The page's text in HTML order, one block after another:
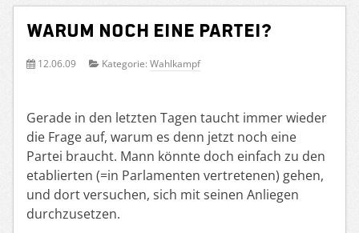
Warum noch eine Partei?
12.06.09 Kategorie: Wahlkampf
Gerade in den letzten Tagen taucht immer wieder
die Frage auf, warum es denn jetzt noch eine
Partei braucht. Mann könnte doch einfach zu den
etablierten (=in Parlamenten vertretenen) gehen,
und dort versuchen, sich mit seinen Anliegen
durchzusetzen.